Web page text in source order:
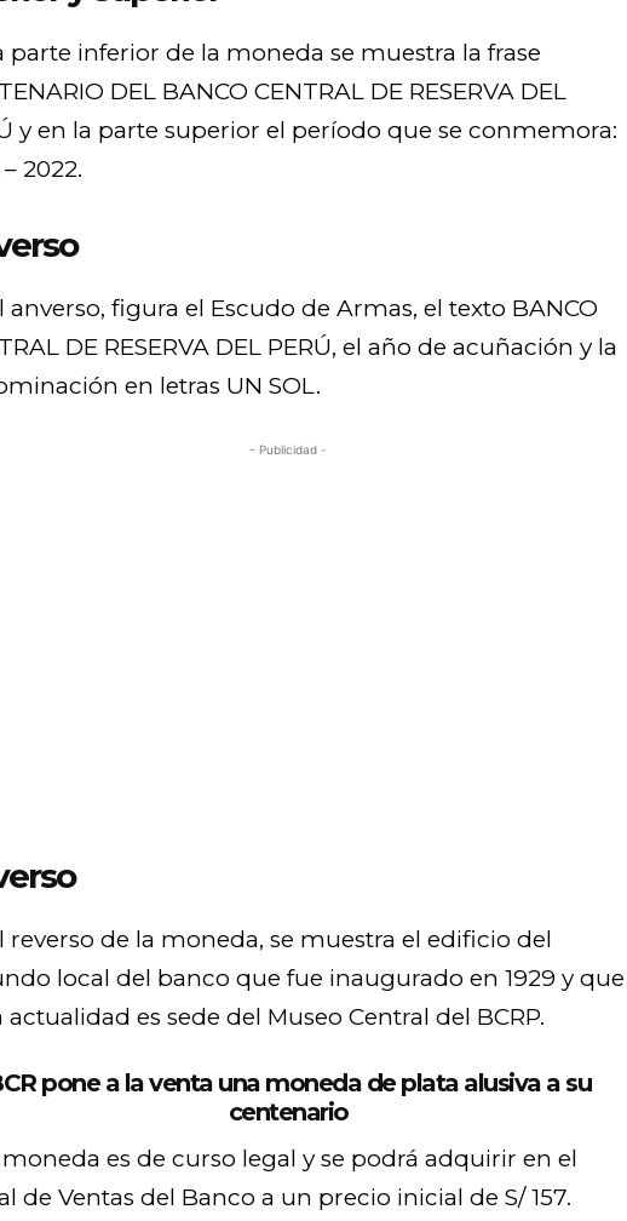
parte inferior de la moneda se muestra la frase
DEL BANCO CENTRAL DE RESERVA DEL
y en la parte superior el período que se conmemora:
– 2022.
anverso, figura el Escudo de Armas, el texto BANCO
DE RESERVA DEL PERÚ, el año de acuñación y la
en letras UN SOL.
- Publicidad -
reverso de la moneda, se muestra el edificio del
local del banco que fue inaugurado en 1929 y que
actualidad es sede del Museo Central del BCRP.
pone a la venta una moneda de plata alusiva a su
centenario
moneda es de curso legal y se podrá adquirir en el
de Ventas del Banco a un precio inicial de S/ 157.